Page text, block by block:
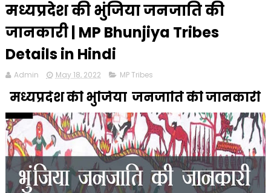
मध्यप्रदेश की भुंजिया जनजाति की
जानकारी | MP Bhunjiya Tribes
Details in Hindi
Admin May 18, 2022 MP Tribes
मध्यप्रदेश की भुंजिया जनजाति की जानकारी